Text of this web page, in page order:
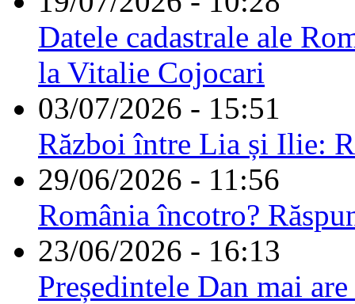
Datele cadastrale ale
la Vitalie Cojocari
03/07/2026 - 15:51
Război între Lia și Ilie:
29/06/2026 - 11:56
România încotro?
23/06/2026 - 16:13
Președintele Dan mai